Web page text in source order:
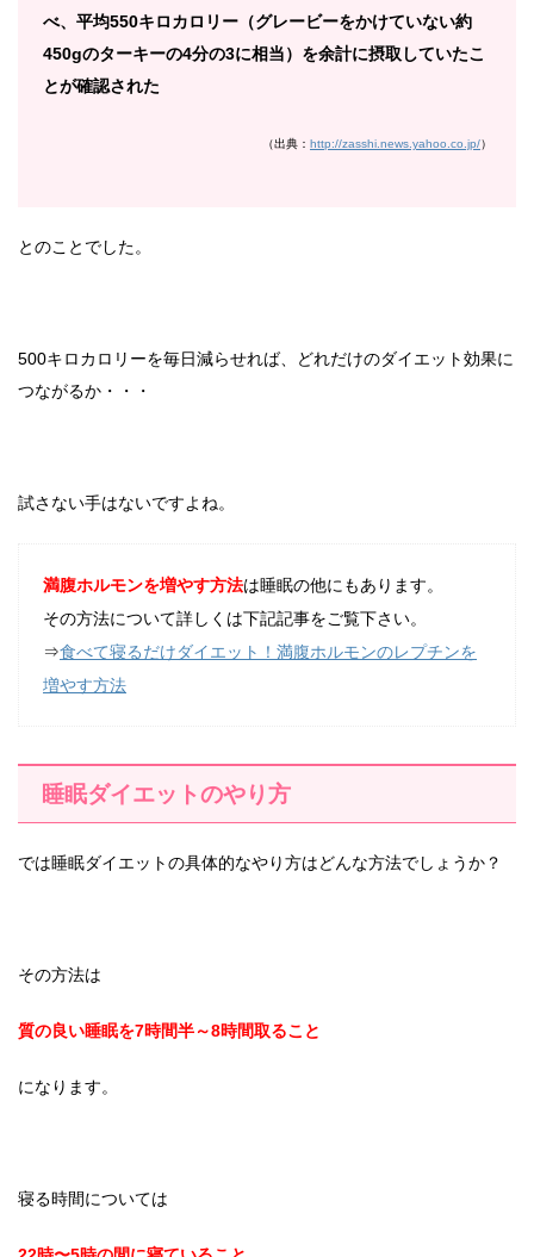
べ、平均550キロカロリー（グレービーをかけていない約
450gのターキーの4分の3に相当）を余計に摂取していたこ
とが確認された
（出典： http://zasshi.news.yahoo.co.jp/）
とのことでした。
500キロカロリーを毎日減らせれば、どれだけのダイエット効果に
つながるか・・・
試さない手はないですよね。
満腹ホルモンを増やす方法は睡眠の他にもあります。
その方法について詳しくは下記記事をご覧下さい。
⇒食べて寝るだけダイエット！満腹ホルモンのレプチンを
増やす方法
睡眠ダイエットのやり方
では睡眠ダイエットの具体的なやり方はどんな方法でしょうか？
その方法は
質の良い睡眠を7時間半～8時間取ること
になります。
寝る時間については